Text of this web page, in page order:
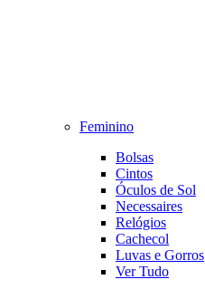
Feminino
Bolsas
Cintos
Óculos de Sol
Necessaires
Relógios
Cachecol
Luvas e Gorros
Ver Tudo